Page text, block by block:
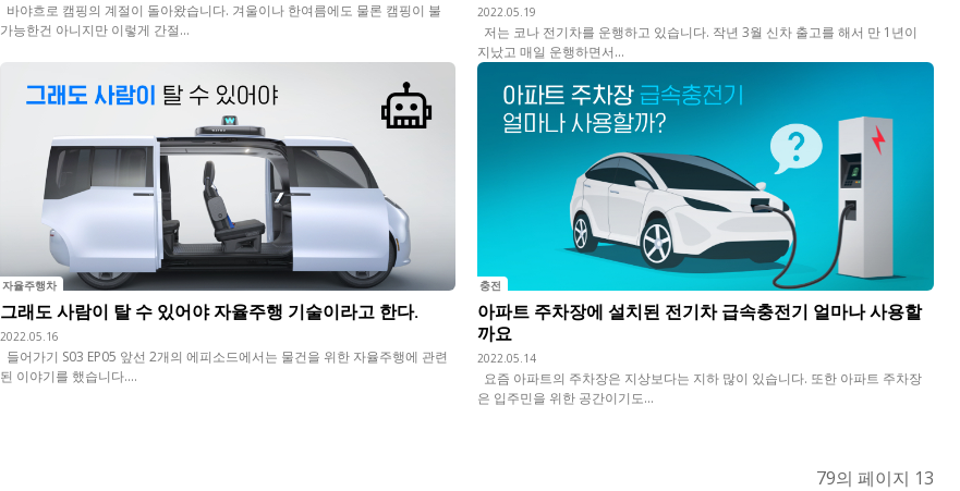
바야흐로 캠핑의 계절이 돌아왔습니다. 겨울이나 한여름에도 물론 캠핑이 불
가능한건 아니지만 이렇게 간절...
2022.05.19
지났고 매일 운행하면서...
자율주행차
그래도 사람이 탈 수 있어야 자율주행 기술이라고 한다.
2022.05.16
들어가기 S03 EP05 앞선 2개의 에피소드에서는 물건을 위한 자율주행에 관련
된 이야기를 했습니다....
충전
아파트 주차장에 설치된 전기차 급속충전기 얼마나 사용할
까요
2022.05.14
은 입주민을 위한 공간이기도...
79의 페이지 13